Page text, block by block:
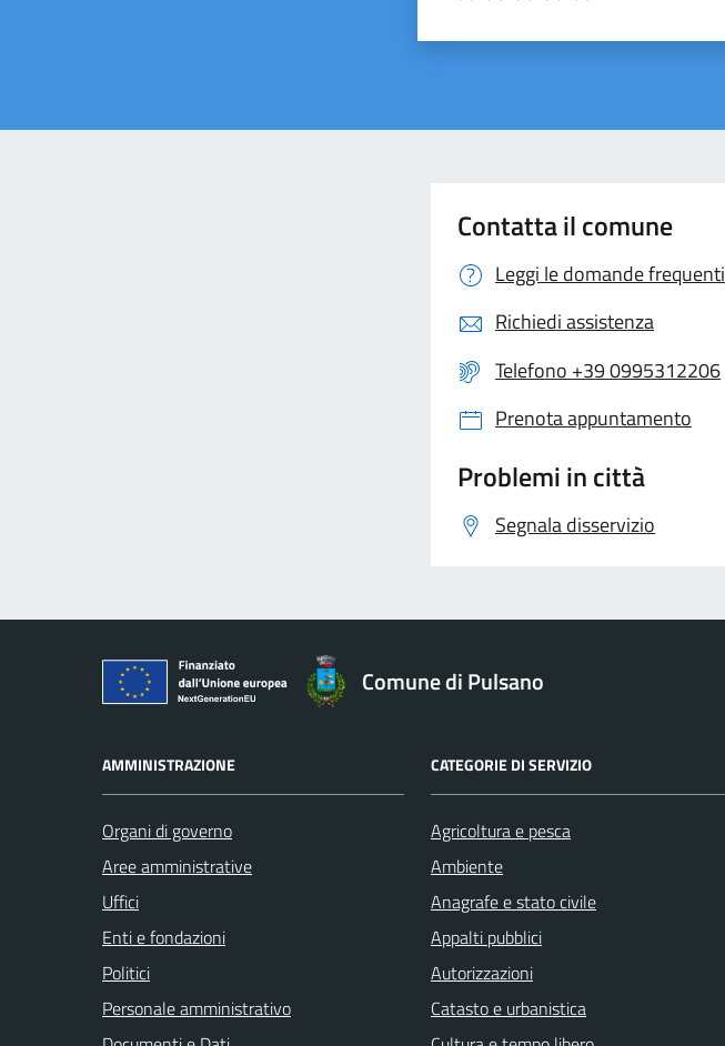
Contatta il comune
Leggi le domande frequenti
Richiedi assistenza
Telefono +39 0995312206
Prenota appuntamento
Problemi in città
Segnala disservizio
Comune di Pulsano
AMMINISTRAZIONE
Organi di governo
Aree amministrative
Uffici
Enti e fondazioni
Politici
Personale amministrativo
CATEGORIE DI SERVIZIO
Agricoltura e pesca
Ambiente
Anagrafe e stato civile
Appalti pubblici
Autorizzazioni
Catasto e urbanistica